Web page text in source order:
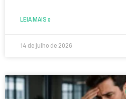
LEIA MAIS »
14 de julho de 2026